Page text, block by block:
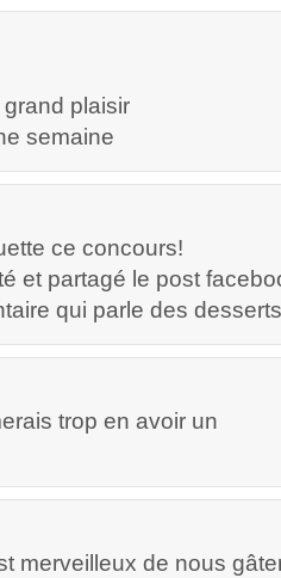
plaisir
semaine
ce concours!
et partagé le post
qui parle des
trop en avoir un
merveilleux de nous